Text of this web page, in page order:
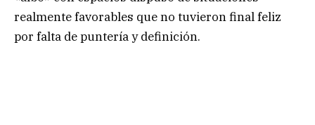
realmente favorables que no tuvieron final feliz
por falta de puntería y definición.